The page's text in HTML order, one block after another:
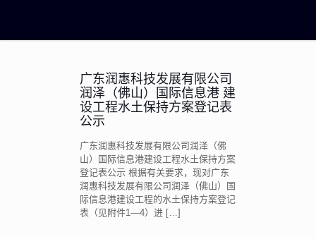
广东润惠科技发展有限公司
润泽（佛山）国际信息港 建
设工程水土保持方案登记表
公示
广东润惠科技发展有限公司润泽（佛
山）国际信息港建设工程水土保持方案
登记表公示 根据有关要求，现对广东
润惠科技发展有限公司润泽（佛山）国
际信息港建设工程的水土保持方案登记
表（见附件1—4）进 […]